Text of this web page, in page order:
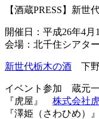
【酒蔵PRESS】新世
開催日：平成26年4月
会場：北千住シアタ
新世代栃木の酒 下野
イベント参加 蔵元
『虎屋』 株式会社
『澤姫（さわひめ）